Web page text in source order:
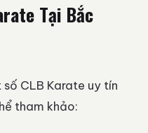
Tại Bắc
CLB Karate uy tín
tham khảo: